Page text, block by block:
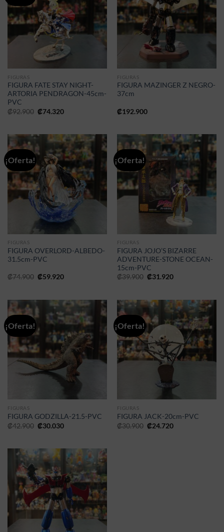
FIGURAS
FIGURA FATE STAY NIGHT-
ARTORIA PENDRAGON-45cm-
PVC
₡92.900 El
₡92.900.
₡74.320El
₡74.320.
FIGURAS
FIGURA MAZINGER Z NEGRO-
37cm
₡192.900
¡Oferta!
FIGURAS
FIGURA OVERLORD-ALBEDO-
31.5cm-PVC
₡74.900 El
₡74.900.
₡59.920El
₡59.920.
¡Oferta!
FIGURAS
FIGURA JOJO’S BIZARRE
ADVENTURE-STONE OCEAN-
15cm-PVC
₡39.900 El
₡39.900.
₡31.920El
₡31.920.
¡Oferta!
FIGURAS
FIGURA GODZILLA-21.5-PVC
₡42.900 El
₡42.900.
₡30.030El
¡Oferta!
FIGURAS
FIGURA JACK-20cm-PVC
₡30.900 El
₡24.720El